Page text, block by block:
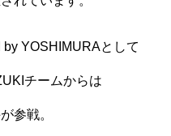
YOSHIMURAとして
チームからは
参戦。